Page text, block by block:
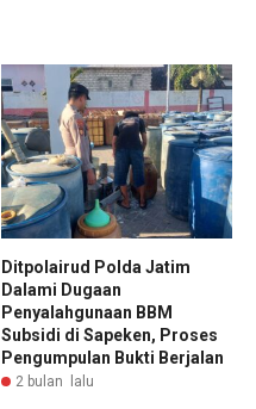
Ditpolairud Polda Jatim
Dalami Dugaan
Penyalahgunaan BBM
Subsidi di Sapeken, Proses
Pengumpulan Bukti Berjalan
2 bulan lalu